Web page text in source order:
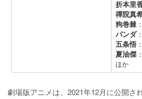
折本里
禪院真
狗巻棘
パンダ
五条悟
夏油傑
ほか
劇場版アニメは、2021年12月に公開さ